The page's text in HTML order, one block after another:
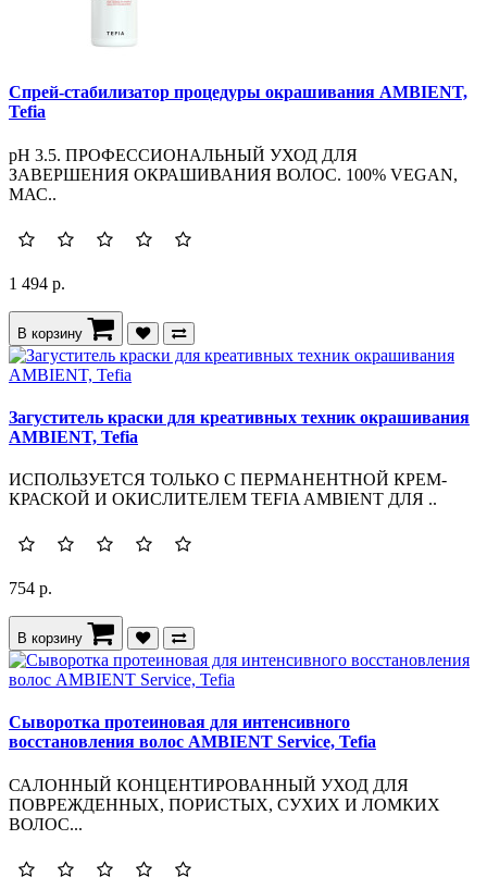
Спрей-стабилизатор процедуры окрашивания AMBIENT,
Tefia
pH 3.5. ПРОФЕССИОНАЛЬНЫЙ УХОД ДЛЯ
ЗАВЕРШЕНИЯ ОКРАШИВАНИЯ ВОЛОС. 100% VEGAN,
МАС..
1 494 р.
В корзину
Загуститель краски для креативных техник окрашивания
AMBIENT, Tefia
ИСПОЛЬЗУЕТСЯ ТОЛЬКО С ПЕРМАНЕНТНОЙ КРЕМ-
КРАСКОЙ И ОКИСЛИТЕЛЕМ TEFIA AMBIENT ДЛЯ ..
754 р.
В корзину
Сыворотка протеиновая для интенсивного
восстановления волос AMBIENT Service, Tefia
САЛОННЫЙ КОНЦЕНТИРОВАННЫЙ УХОД ДЛЯ
ПОВРЕЖДЕННЫХ, ПОРИСТЫХ, СУХИХ И ЛОМКИХ
ВОЛОС...